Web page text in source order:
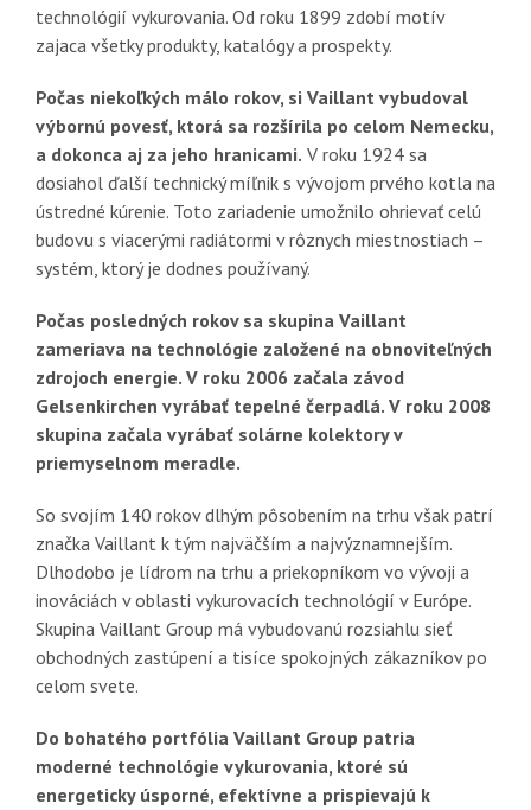
technológií vykurovania. Od roku 1899 zdobí motív
zajaca všetky produkty, katalógy a prospekty.
Počas niekoľkých málo rokov, si Vaillant vybudoval
výbornú povesť, ktorá sa rozšírila po celom Nemecku,
a dokonca aj za jeho hranicami. V roku 1924 sa
dosiahol ďalší technický míľnik s vývojom prvého kotla na
ústredné kúrenie. Toto zariadenie umožnilo ohrievať celú
budovu s viacerými radiátormi v rôznych miestnostiach –
systém, ktorý je dodnes používaný.
Počas posledných rokov sa skupina Vaillant
zameriava na technológie založené na obnoviteľných
zdrojoch energie. V roku 2006 začala závod
Gelsenkirchen vyrábať tepelné čerpadlá. V roku 2008
skupina začala vyrábať solárne kolektory v
priemyselnom meradle.
So svojím 140 rokov dlhým pôsobením na trhu však patrí
značka Vaillant k tým najväčším a najvýznamnejším.
Dlhodobo je lídrom na trhu a priekopníkom vo vývoji a
inováciách v oblasti vykurovacích technológií v Európe.
Skupina Vaillant Group má vybudovanú rozsiahlu sieť
obchodných zastúpení a tisíce spokojných zákazníkov po
celom svete.
Do bohatého portfólia Vaillant Group patria
moderné technológie vykurovania, ktoré sú
energeticky úsporné, efektívne a prispievajú k